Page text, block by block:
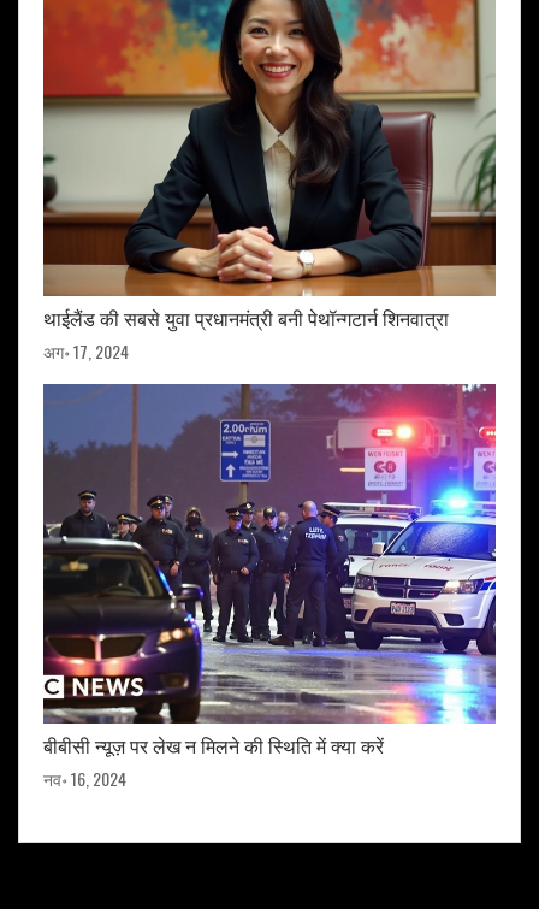
थाईलैंड की सबसे युवा प्रधानमंत्री बनी पेथॉन्गटार्न शिनवात्रा
अग॰ 17, 2024
बीबीसी न्यूज़ पर लेख न मिलने की स्थिति में क्या करें
नव॰ 16, 2024